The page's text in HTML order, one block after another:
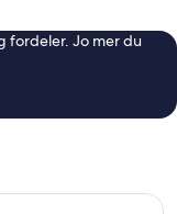
fordeler. Jo mer du